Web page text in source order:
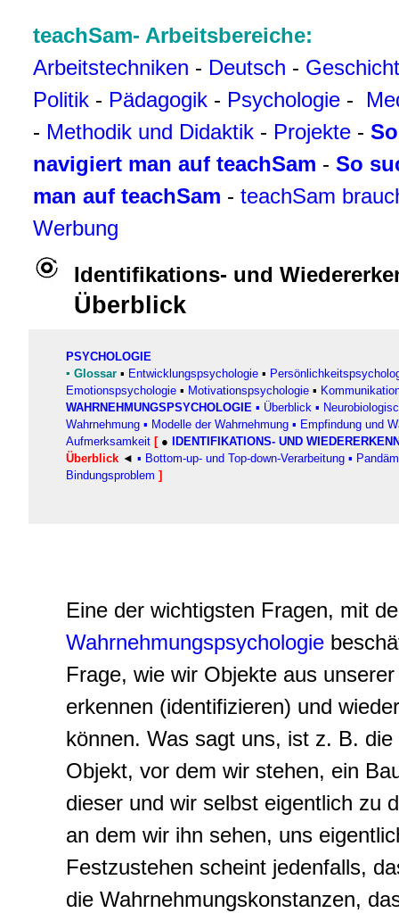
teachSam- Arbeitsbereiche:
Arbeitstechniken - Deutsch -
Politik - Pädagogik - Psychologie -
- Methodik und Didaktik - Projekte - So
navigiert man auf teachSam - So
man auf teachSam - teachSam
Werbung
Identifikations- und
Überblick
PSYCHOLOGIE
▪ Glossar ▪ Entwicklungspsychologie ▪
Emotionspsychologie ▪ Motivationspsychologie ▪
WAHRNEHMUNGSPSYCHOLOGI E ▪ Überblick ▪
Wahrnehmung ▪ Modelle der Wahrnehmung ▪ Empfindung und
Aufmerksamkeit [ ●
IDENTIFIKATIONS- UND
Überblick ◄ ▪ Bottom-up- und Top-down-Verarbeitung ▪
Bindungsproblem ]
Eine der wichtigsten Fragen, mit
Wahrnehmungspsychologie
Frage, wie wir Objekte aus
erkennen (identifizieren) und
können. Was sagt uns, ist z. B.
Objekt, vor dem wir stehen, ein
dieser und wir selbst eigentlich zu
an dem wir ihn sehen, uns
Festzustehen scheint jedenfalls,
die Wahrnehmungskonstanzen,